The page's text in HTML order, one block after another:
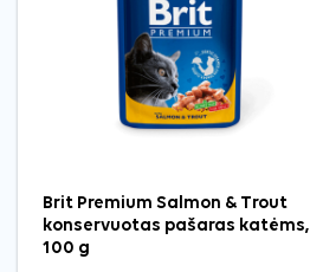
Brit Premium Salmon & Trout
konservuotas pašaras katėms,
100 g